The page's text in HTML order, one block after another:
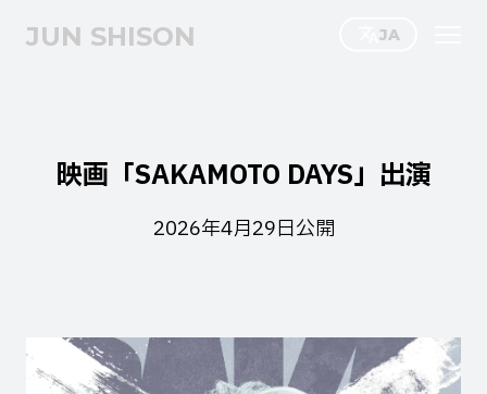
JUN SHISON JA
映画「SAKAMOTO DAYS」出演
2026年4月29日公開